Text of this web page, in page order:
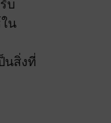
บ
น
นสิ่งที่